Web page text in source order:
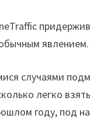
явлением.
случаями
легко
году, под